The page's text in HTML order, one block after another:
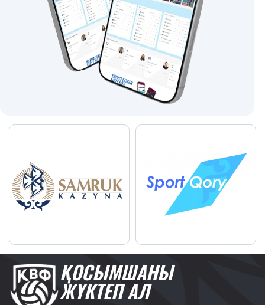
ҚОСЫМШАНЫ
ЖҮКТЕП АЛ